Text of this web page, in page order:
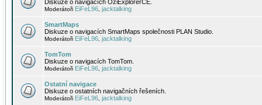
Diskuze o navigacích OziExplorerCE.
Moderátoři EiFeL96 jacktalking
SmartMaps
Diskuze o navigacích SmartMaps společnosti PLAN Studio.
Moderátoři EiFeL96 jacktalking
TomTom
Diskuze o navigacích TomTom.
Moderátoři EiFeL96 jacktalking
Ostatní navigace
Diskuze o ostatních navigačních řešeních.
Moderátoři EiFeL96 jacktalking